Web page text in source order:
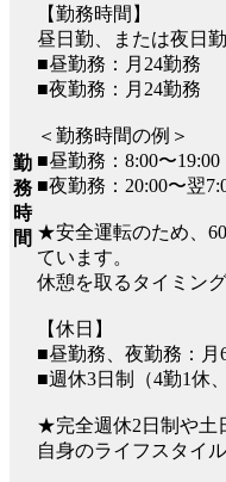
勤
務
時
間
【勤務時間】
昼日勤、または夜日
■昼勤務：月24勤務
■夜勤務：月24勤務
＜勤務時間の例＞
■昼勤務：8:00〜19:00
■夜勤務：20:00〜翌
★安全運転のため、
ています。
休憩を取るタイミン
【休日】
■昼勤務、夜勤務：月
■週休3日制（4勤1休
★完全週休2日制や土
自身のライフスタイ